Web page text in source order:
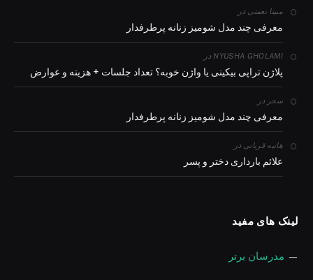
مبینا نعمتی در
معرفی چند مدل شومیز زنانه پرطرفدار
NYUSHA GHOLAMI در
پلاژن تراپی بیکینی یا واژن خوبه؟ تعداد جلسات + هزینه و عوارض
سحر در
معرفی چند مدل شومیز زنانه پرطرفدار
هانیه قربانی در
علائم بارداری دختر و پسر
لینک های مفید
— مدرسان برتر